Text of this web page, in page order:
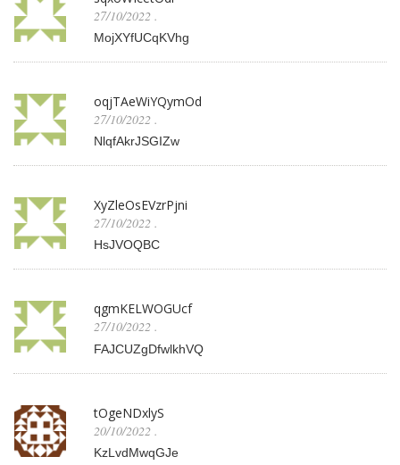
27/10/2022 .
MojXYfUCqKVhg
oqjTAeWiYQymOd
27/10/2022 .
NlqfAkrJSGIZw
XyZleOsEVzrPjni
27/10/2022 .
HsJVOQBC
qgmKELWOGUcf
27/10/2022 .
FAJCUZgDfwlkhVQ
tOgeNDxlyS
20/10/2022 .
KzLvdMwqGJe